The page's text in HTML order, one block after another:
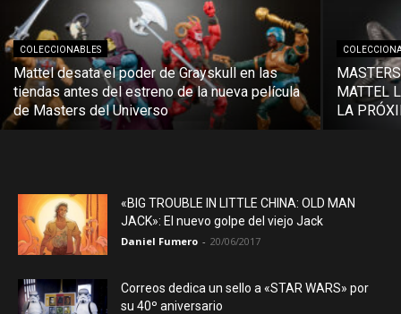
COLECCIONABLES
Mattel desata el poder de Grayskull en las
tiendas antes del estreno de la nueva película
de Masters del Universo
MATTEL
LA
«BIG TROUBLE IN LITTLE CHINA: OLD MAN
JACK»: El nuevo golpe del viejo Jack
Daniel Fumero - 20/06/2017
Correos dedica un sello a «STAR WARS» por
su 40º aniversario